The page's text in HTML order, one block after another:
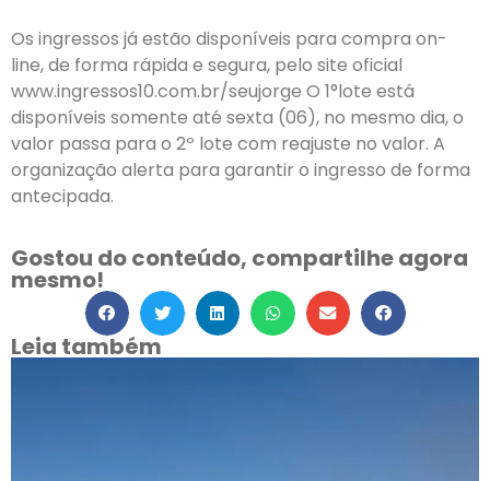
Os ingressos já estão disponíveis para compra on-
line, de forma rápida e segura, pelo site oficial
www.ingressos10.com.br/seujorge O 1°lote está
disponíveis somente até sexta (06), no mesmo dia, o
valor passa para o 2º lote com reajuste no valor. A
organização alerta para garantir o ingresso de forma
antecipada.
Gostou do conteúdo, compartilhe agora
mesmo!
Leia também